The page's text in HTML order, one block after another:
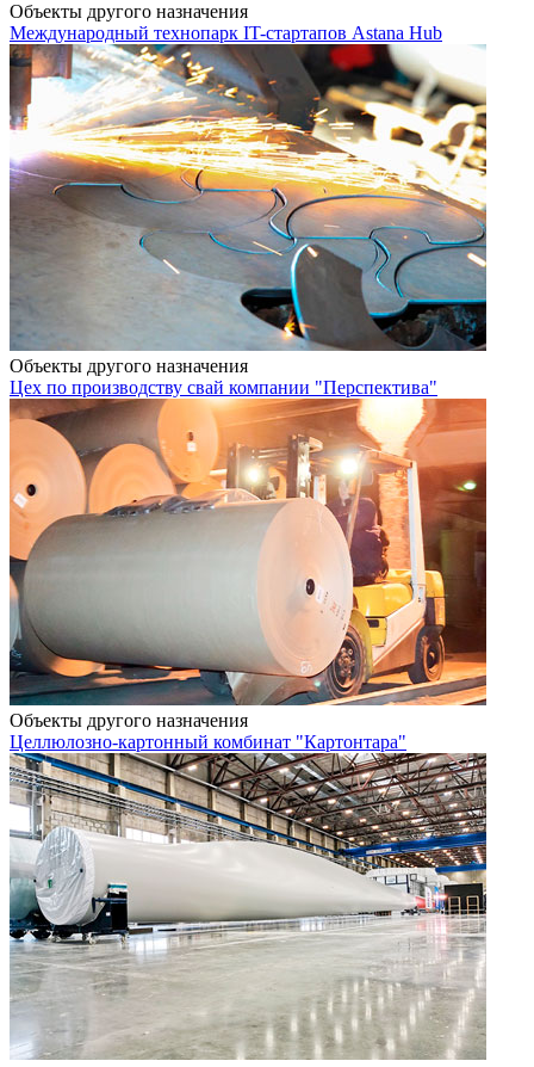
Объекты другого назначения
Международный технопарк IT-стартапов Astana Hub
Объекты другого назначения
Цех по производству свай компании "Перспектива"
Объекты другого назначения
Целлюлозно-картонный комбинат "Картонтара"